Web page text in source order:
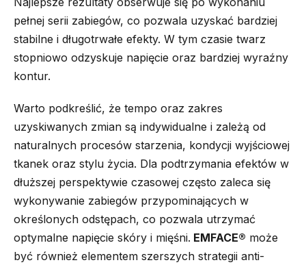
pełnej serii zabiegów, co pozwala uzyskać bardziej
stabilne i długotrwałe efekty. W tym czasie twarz
stopniowo odzyskuje napięcie oraz bardziej wyraźny
kontur.
Warto podkreślić, że tempo oraz zakres
uzyskiwanych zmian są indywidualne i zależą od
naturalnych procesów starzenia, kondycji wyjściowej
tkanek oraz stylu życia. Dla podtrzymania efektów w
dłuższej perspektywie czasowej często zaleca się
wykonywanie zabiegów przypominających w
określonych odstępach, co pozwala utrzymać
optymalne napięcie skóry i mięśni. EMFACE® może
być również elementem szerszych strategii anti-